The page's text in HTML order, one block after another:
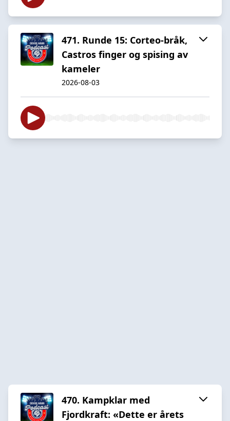
471. Runde 15: Corteo-bråk,
Castros finger og spising av
kameler
2026-08-03
470. Kampklar med
Fjordkraft: «Dette er årets